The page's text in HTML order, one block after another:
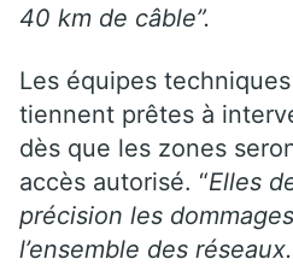
40 km de câble”.
Les équipes techniques
tiennent prêtes à
dès que les zones
accès autorisé. “Elles
précision les
l’ensemble des